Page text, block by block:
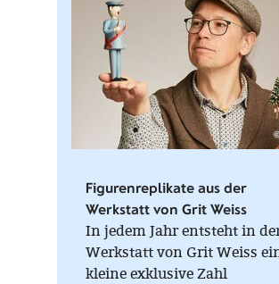
Figurenreplikate aus der
Werkstatt von Grit Weiss
In jedem Jahr entsteht in
Werkstatt von Grit Weiss
kleine exklusive Zahl